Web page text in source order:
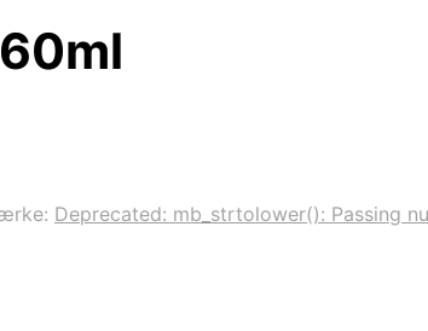
Deprecated: mb_strtolower(): Passing